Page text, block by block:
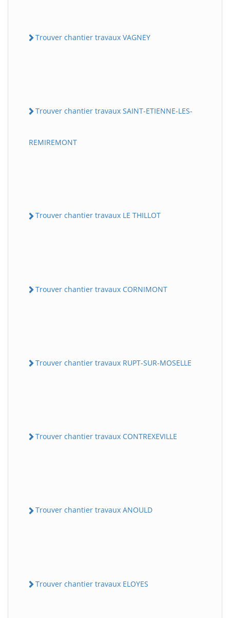
Trouver chantier travaux VAGNEY
Trouver chantier travaux SAINT-ETIENNE-LES-
REMIREMONT
Trouver chantier travaux LE THILLOT
Trouver chantier travaux CORNIMONT
Trouver chantier travaux RUPT-SUR-MOSELLE
Trouver chantier travaux CONTREXEVILLE
Trouver chantier travaux ANOULD
Trouver chantier travaux ELOYES